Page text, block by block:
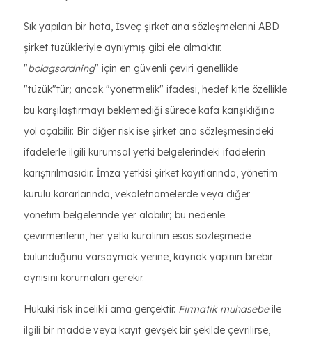
Sık yapılan bir hata, İsveç şirket ana sözleşmelerini ABD
şirket tüzükleriyle aynıymış gibi ele almaktır.
"bolagsordning" için en güvenli çeviri genellikle
"tüzük"tür; ancak "yönetmelik" ifadesi, hedef kitle özellikle
bu karşılaştırmayı beklemediği sürece kafa karışıklığına
yol açabilir. Bir diğer risk ise şirket ana sözleşmesindeki
ifadelerle ilgili kurumsal yetki belgelerindeki ifadelerin
karıştırılmasıdır. İmza yetkisi şirket kayıtlarında, yönetim
kurulu kararlarında, vekaletnamelerde veya diğer
yönetim belgelerinde yer alabilir; bu nedenle
çevirmenlerin, her yetki kuralının esas sözleşmede
bulunduğunu varsaymak yerine, kaynak yapının birebir
aynısını korumaları gerekir.
Hukuki risk incelikli ama gerçektir. Firmatik muhasebeile
ilgili bir madde veya kayıt gevşek bir şekilde çevrilirse,